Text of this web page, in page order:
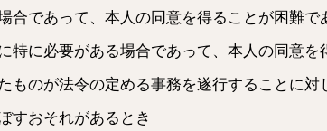
合であって、本人の同意を得ることが困難で
に必要がある場合であって、本人の同意を
ものが法令の定める事務を遂行することに
すおそれがあるとき